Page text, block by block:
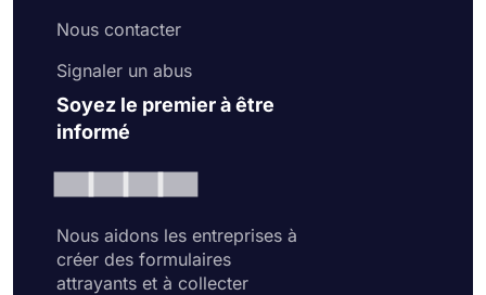
Nous contacter
Signaler un abus
Soyez le premier à être
informé
Nous aidons les entreprises à
créer des formulaires
attrayants et à collecter